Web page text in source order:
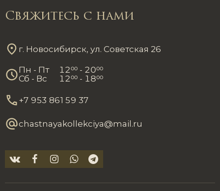
Свяжитесь с нами
г. Новосибирск, ул. Советская 26
Пн - Пт 1200 - 2000
Сб - Вс
1200 - 1800
+7 953 861 59 37
chastnayakollekciya@mail.ru